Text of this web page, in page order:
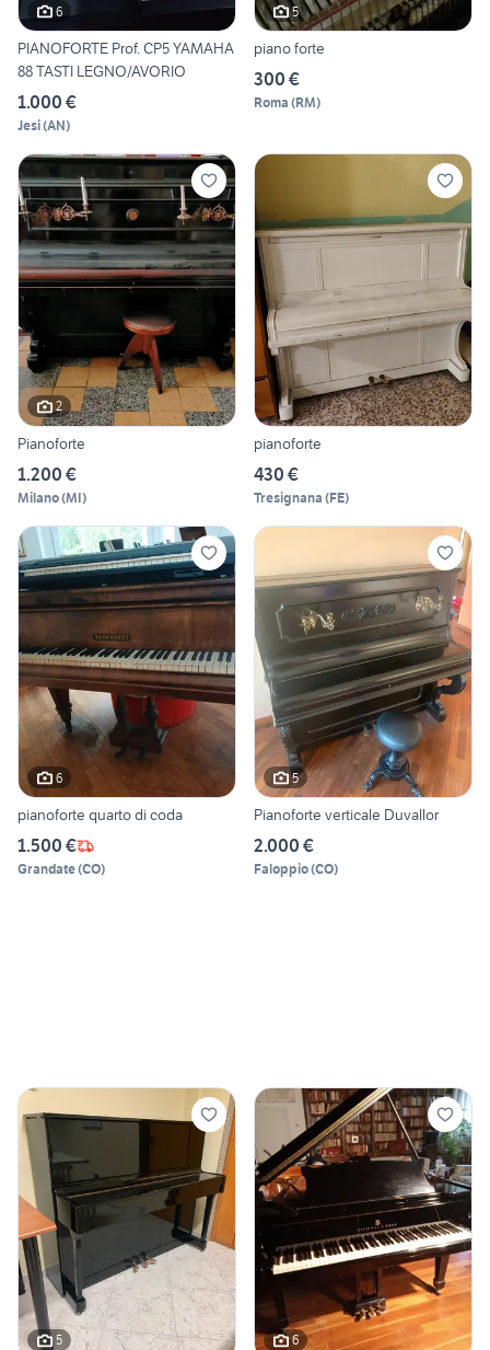
6
PIANOFORTE Prof. CP5 YAMAHA
88 TASTI LEGNO/AVORIO
1.000 €
Jesi(AN)
5
piano forte
300 €
Roma (RM)
2
Pianoforte
1.200 €
Milano(MI)
pianoforte
430 €
Tresignana (FE)
6
pianoforte quarto di coda
1.500 €
Grandate(CO)
5
Pianoforte verticale Duvallor
2.000 €
Faloppio(CO)
5 6